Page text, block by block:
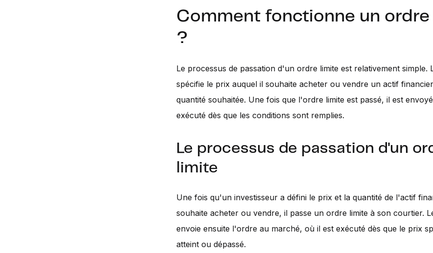
Comment fonctionne un
?
Le processus de passation d'un ordre limite est relativement simple.
spécifie le prix auquel il souhaite acheter ou vendre un actif
quantité souhaitée. Une fois que l'ordre limite est passé, il est
exécuté dès que les conditions sont remplies.
Le processus de passation d'un
limite
Une fois qu'un investisseur a défini le prix et la quantité de l'actif
souhaite acheter ou vendre, il passe un ordre limite à son courtier.
envoie ensuite l'ordre au marché, où il est exécuté dès que le prix
atteint ou dépassé.